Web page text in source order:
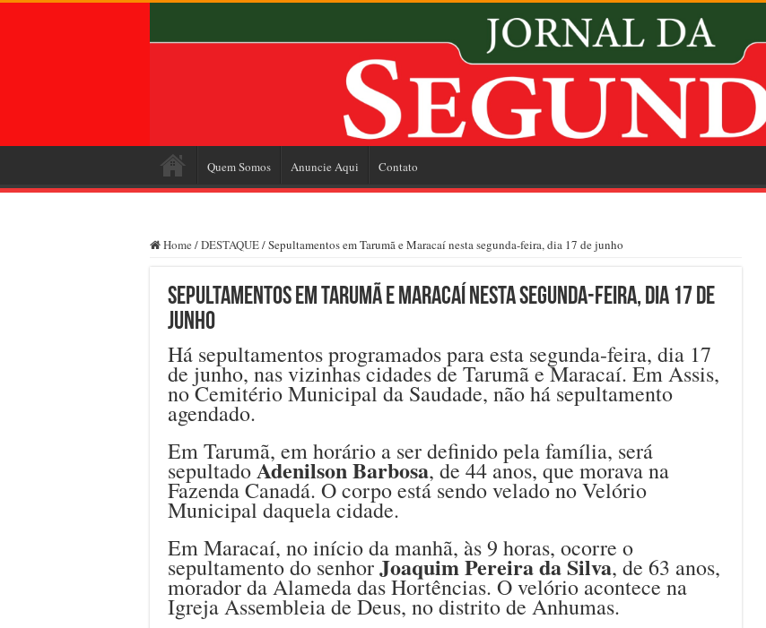
Quem Somos Anuncie Aqui Contato
Home /DESTAQUE/Sepultamentos em Tarumã e Maracaí nesta segunda-feira, dia 17 de junho
Sepultamentos em Tarumã e Maracaí nesta segunda-feira, dia 17 de
junho
Há sepultamentos programados para esta segunda-feira, dia 17
de junho, nas vizinhas cidades de Tarumã e Maracaí. Em Assis,
no Cemitério Municipal da Saudade, não há sepultamento
agendado.
Em Tarumã, em horário a ser definido pela família, será
sepultadoAdenilson Barbosa, de 44 anos, que morava na
Fazenda Canadá. O corpo está sendo velado no Velório
Municipal daquela cidade.
Em Maracaí, no início da manhã, às 9 horas, ocorre o
sepultamento do senhorJoaquim Pereira da Silva, de 63 anos,
morador da Alameda das Hortências. O velório acontece na
Igreja Assembleia de Deus, no distrito de Anhumas.